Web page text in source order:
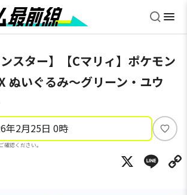
ンスター】【Cマリィ】ポケモン
ぬいぐるみ～グリーン・ユウ
年2月25日 0時
認ください。
い
ね
X